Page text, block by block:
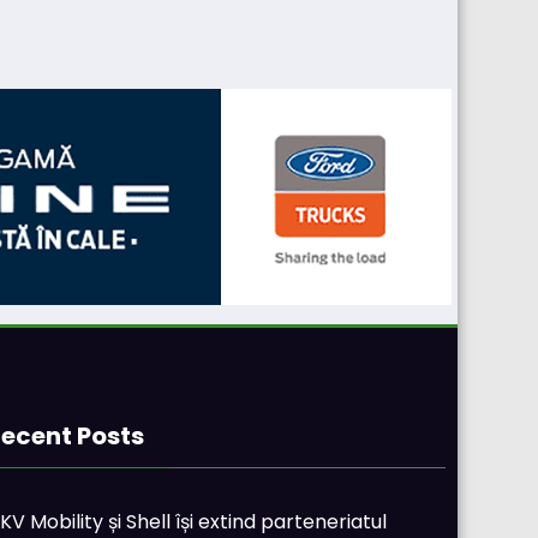
Posts
Mobility și Shell își extind parteneriatul